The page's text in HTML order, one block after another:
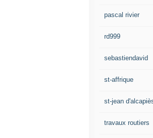
pascal rivier
rd999
sebastiendavid
st-affrique
st-jean
travaux routiers